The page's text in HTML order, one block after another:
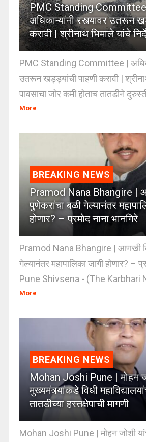
PMC Standing
अधिकाऱ्यांनी रस्त्यावर उतरून
करावी | श्रीनाथ भिमाले यांचे
PMC Standing Committee |
उतरून खड्ड्यांची पाहणी करावी |
पावसाचा जोर कमी होताच तातडीने
More
BREAKING NEWS
Pramod Nana Bhangire |
पुणेकरांचा बळी गेल्यानंतर
होणार? – प्रमोद नाना भानगिरे
Pramod Nana Bhangire | आणखी
गेल्यानंतर महापालिका जागी होणार? –
Pune Shivsena - (The Karbhari
More
BREAKING NEWS
Mohan Joshi Pune | मोहन
मुख्यमंत्र्यांकडे विधी
तातडीच्या हस्तक्षेपाची मागणी
Mohan Joshi Pune | मोहन जोशी